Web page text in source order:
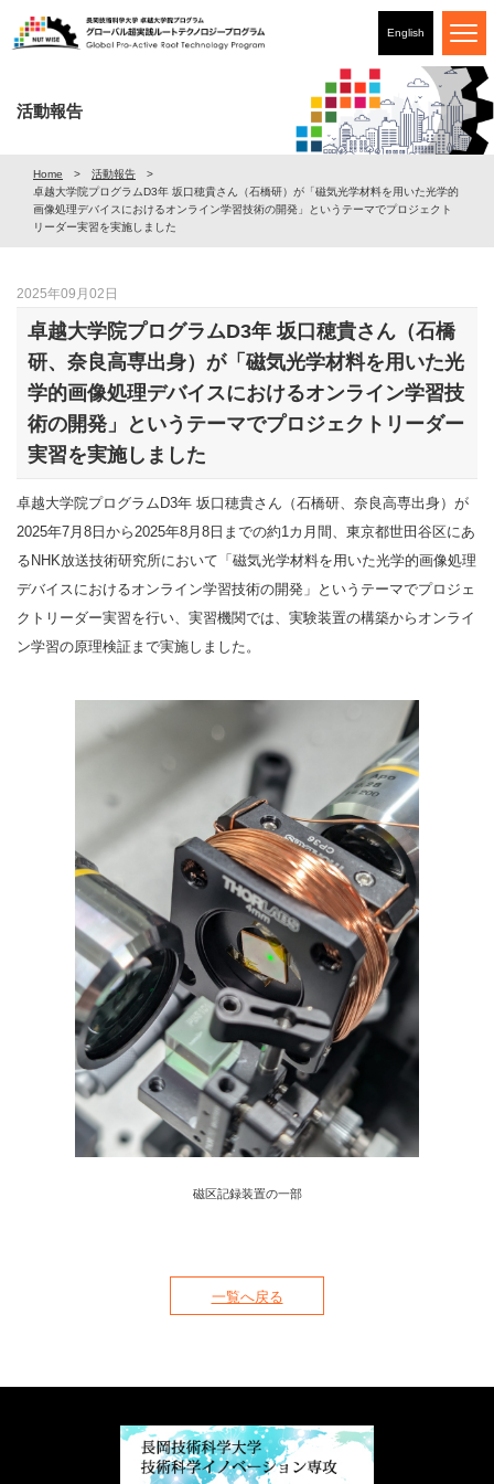
English
活動報告
Home
活動報告
卓越大学院プログラムD3年 坂口穂貴さん（石橋研）が「磁気光学材料を用いた光学的
画像処理デバイスにおけるオンライン学習技術の開発」というテーマでプロジェクト
リーダー実習を実施しました
2025年09月02日
卓越大学院プログラムD3年 坂口穂貴さん（石橋
研、奈良高専出身）が「磁気光学材料を用いた光
学的画像処理デバイスにおけるオンライン学習技
術の開発」というテーマでプロジェクトリーダー
実習を実施しました
卓越大学院プログラムD3年 坂口穂貴さん（石橋研、奈良高専出身）が
2025年7月8日から2025年8月8日までの約1カ月間、東京都世田谷区にあ
るNHK放送技術研究所において「磁気光学材料を用いた光学的画像処理
デバイスにおけるオンライン学習技術の開発」というテーマでプロジェ
クトリーダー実習を行い、実習機関では、実験装置の構築からオンライ
ン学習の原理検証まで実施しました。
磁区記録装置の一部
一覧へ戻る